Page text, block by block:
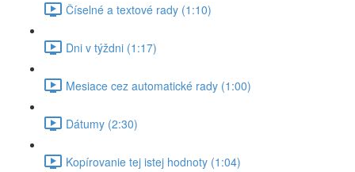
Číselné a textové rady (1:10)
Dni v týždni (1:17)
Mesiace cez automatické rady (1:00)
Dátumy (2:30)
Kopírovanie tej istej hodnoty (1:04)